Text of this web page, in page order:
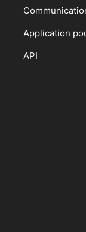
Application
API